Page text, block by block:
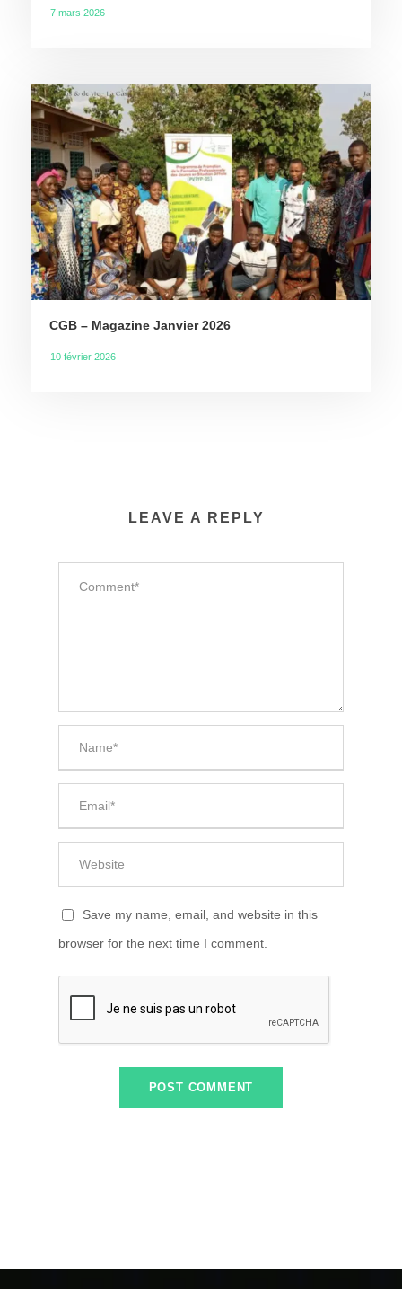
7 mars 2026
CGB – Magazine Janvier 2026
10 février 2026
LEAVE A REPLY
Save my name, email, and website in this
browser for the next time I comment.